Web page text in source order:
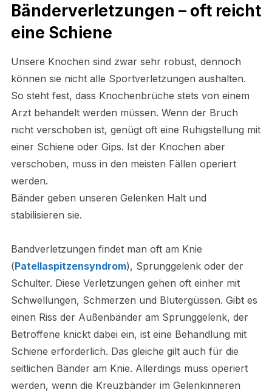
Bänderverletzungen – oft reicht
eine Schiene
Unsere Knochen sind zwar sehr robust, dennoch
können sie nicht alle Sportverletzungen aushalten.
So steht fest, dass Knochenbrüche stets von einem
Arzt behandelt werden müssen. Wenn der Bruch
nicht verschoben ist, genügt oft eine Ruhigstellung mit
einer Schiene oder Gips. Ist der Knochen aber
verschoben, muss in den meisten Fällen operiert
werden.
Bänder geben unseren Gelenken Halt und
stabilisieren sie.
Bandverletzungen findet man oft am Knie
(Patellaspitzensyndrom), Sprunggelenk oder der
Schulter. Diese Verletzungen gehen oft einher mit
Schwellungen, Schmerzen und Blutergüssen. Gibt es
einen Riss der Außenbänder am Sprunggelenk, der
Betroffene knickt dabei ein, ist eine Behandlung mit
Schiene erforderlich. Das gleiche gilt auch für die
seitlichen Bänder am Knie. Allerdings muss operiert
werden, wenn die Kreuzbänder im Gelenkinneren